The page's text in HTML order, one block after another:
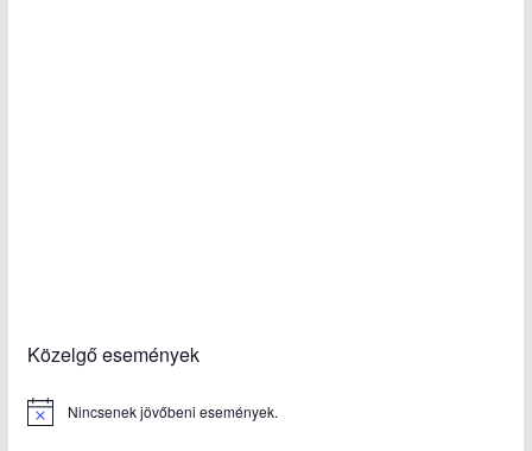
Közelgő események
N
Nincsenek jövőbeni események.